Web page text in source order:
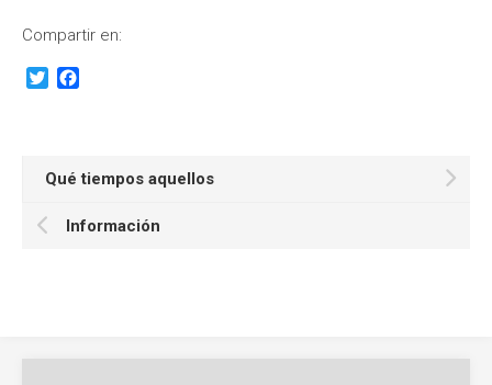
Compartir en:
Twitter
Qué tiempos aquellos
Información